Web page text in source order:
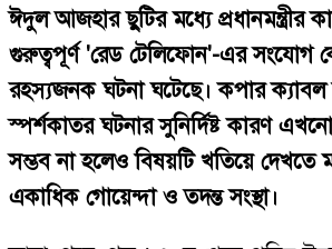
ঈদুল আজহার ছুটির মধ্যে প্রধানমন্ত্রীর
গুরুত্বপূর্ণ 'রেড টেলিফোন'-এর সংযোগ
রহস্যজনক ঘটনা ঘটেছে। কপার ক্যাবল
স্পর্শকাতর ঘটনার সুনির্দিষ্ট কারণ
সম্ভব না হলেও বিষয়টি খতিয়ে দেখতে
একাধিক গোয়েন্দা ও তদন্ত সংস্থা।